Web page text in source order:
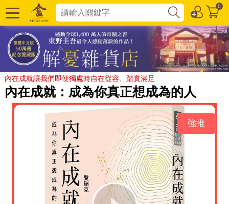
0
內在成就讓我們即便獨處時自在從容、踏實滿足
內在成就：成為你真正想成為的人
強推